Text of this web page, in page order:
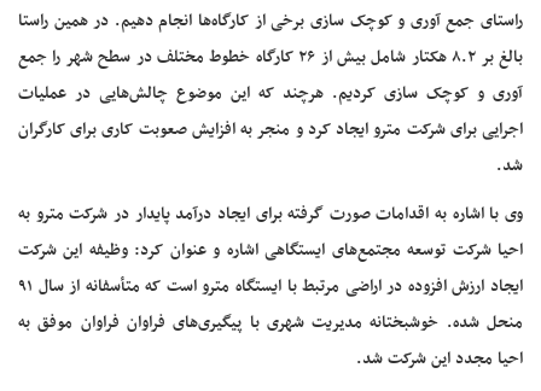
راستای جمع آوری و کوچک سازی برخی از کارگاه‌ها انجام دهیم. در همین راستا
بالغ بر ۸.۲ هکتار شامل بیش از ۲۶ کارگاه خطوط مختلف در سطح شهر را جمع
آوری و کوچک سازی کردیم. هرچند که این موضوع چالش‌هایی در عملیات
اجرایی برای شرکت مترو ایجاد کرد و منجر به افزایش صعوبت کاری برای کارگران
شد.
وی با اشاره به اقدامات صورت گرفته برای ایجاد درآمد پایدار در شرکت مترو به
احیا شرکت توسعه مجتمع‌های ایستگاهی اشاره و عنوان کرد: وظیفه این شرکت
ایجاد ارزش افزوده در اراضی مرتبط با ایستگاه مترو است که متأسفانه از سال ۹۱
منحل شده. خوشبختانه مدیریت شهری با پیگیری‌های فراوان فراوان موفق به
احیا مجدد این شرکت شد.